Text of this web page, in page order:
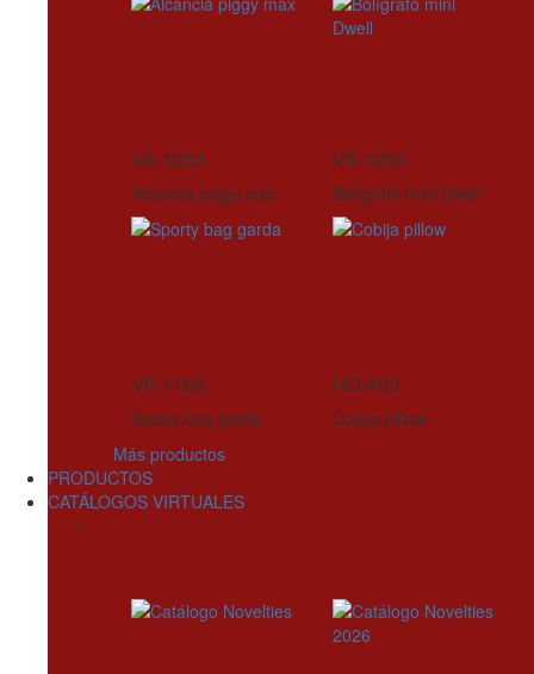
VA-1203
Alcancia piggy max
VA-1203
Bolígrafo mini Dwell
VA-1189
Sporty bag garda
HO-403
Cobija pillow
Más productos
PRODUCTOS
CATÁLOGOS VIRTUALES